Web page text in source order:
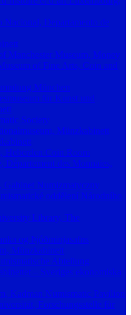
Departamento de
Manchester Museum, Money
of Fine Arts, Coin and
München
für Kunst und
Society
Münzkabinett
Heberden Coin Room
Département des Monnaies,
Gabinet Numizmatyczny
oddělení Národního
Library, The
og Þjóðminjasafns
Münzkabinett
Abteilung
– Sveriges ekonomiska
Kadman Numismatic Pavilion
Forschungsstelle für